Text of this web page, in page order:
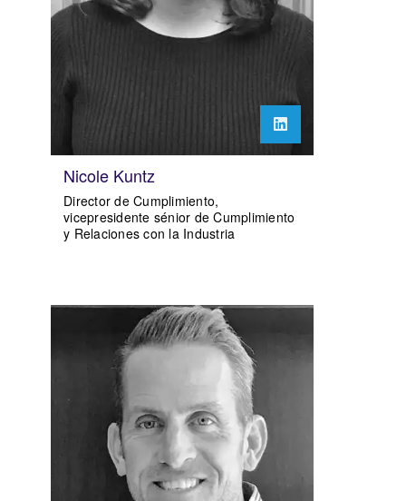
Nicole Kuntz
Director de Cumplimiento,
vicepresidente sénior de Cumplimiento
y Relaciones con la Industria